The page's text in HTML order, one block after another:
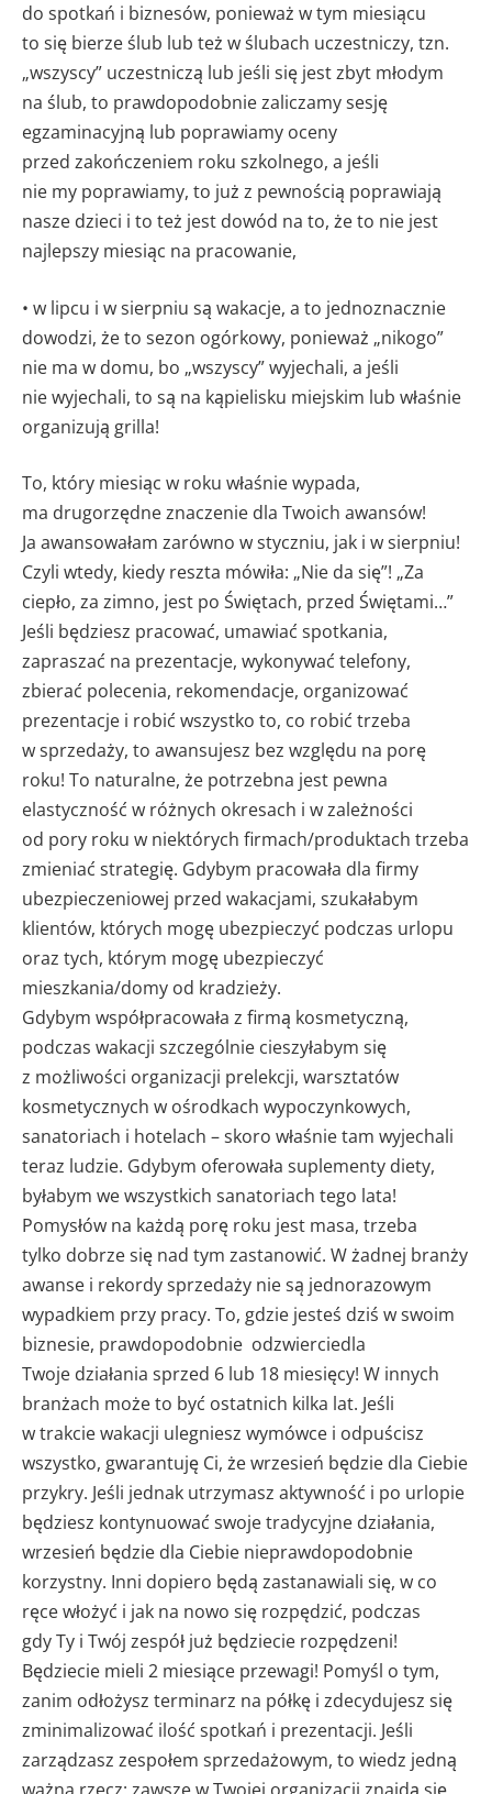
do spotkań i biznesów, ponieważ w tym miesiącu
to się bierze ślub lub też w ślubach uczestniczy, tzn.
„wszyscy” uczestniczą lub jeśli się jest zbyt młodym
na ślub, to prawdopodobnie zaliczamy sesję
egzaminacyjną lub poprawiamy oceny
przed zakończeniem roku szkolnego, a jeśli
nie my poprawiamy, to już z pewnością poprawiają
nasze dzieci i to też jest dowód na to, że to nie jest
najlepszy miesiąc na pracowanie,
• w lipcu i w sierpniu są wakacje, a to jednoznacznie
dowodzi, że to sezon ogórkowy, ponieważ „nikogo”
nie ma w domu, bo „wszyscy” wyjechali, a jeśli
nie wyjechali, to są na kąpielisku miejskim lub właśnie
organizują grilla!
To, który miesiąc w roku właśnie wypada,
ma drugorzędne znaczenie dla Twoich awansów!
Ja awansowałam zarówno w styczniu, jak i w sierpniu!
Czyli wtedy, kiedy reszta mówiła: „Nie da się”! „Za
ciepło, za zimno, jest po Świętach, przed Świętami…”
Jeśli będziesz pracować, umawiać spotkania,
zapraszać na prezentacje, wykonywać telefony,
zbierać polecenia, rekomendacje, organizować
prezentacje i robić wszystko to, co robić trzeba
w sprzedaży, to awansujesz bez względu na porę
roku! To naturalne, że potrzebna jest pewna
elastyczność w różnych okresach i w zależności
od pory roku w niektórych firmach/produktach trzeba
zmieniać strategię. Gdybym pracowała dla firmy
ubezpieczeniowej przed wakacjami, szukałabym
klientów, których mogę ubezpieczyć podczas urlopu
oraz tych, którym mogę ubezpieczyć
mieszkania/domy od kradzieży.
Gdybym współpracowała z firmą kosmetyczną,
podczas wakacji szczególnie cieszyłabym się
z możliwości organizacji prelekcji, warsztatów
kosmetycznych w ośrodkach wypoczynkowych,
sanatoriach i hotelach – skoro właśnie tam wyjechali
teraz ludzie. Gdybym oferowała suplementy diety,
byłabym we wszystkich sanatoriach tego lata!
Pomysłów na każdą porę roku jest masa, trzeba
tylko dobrze się nad tym zastanowić. W żadnej branży
awanse i rekordy sprzedaży nie są jednorazowym
wypadkiem przy pracy. To, gdzie jesteś dziś w swoim
biznesie, prawdopodobnie odzwierciedla
Twoje działania sprzed 6 lub 18 miesięcy! W innych
branżach może to być ostatnich kilka lat. Jeśli
w trakcie wakacji ulegniesz wymówce i odpuścisz
wszystko, gwarantuję Ci, że wrzesień będzie dla Ciebie
przykry. Jeśli jednak utrzymasz aktywność i po urlopie
będziesz kontynuować swoje tradycyjne działania,
wrzesień będzie dla Ciebie nieprawdopodobnie
korzystny. Inni dopiero będą zastanawiali się, w co
ręce włożyć i jak na nowo się rozpędzić, podczas
gdy Ty i Twój zespół już będziecie rozpędzeni!
Będziecie mieli 2 miesiące przewagi! Pomyśl o tym,
zanim odłożysz terminarz na półkę i zdecydujesz się
zminimalizować ilość spotkań i prezentacji. Jeśli
zarządzasz zespołem sprzedażowym, to wiedz jedną